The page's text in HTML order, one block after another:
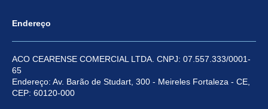
Endereço
ACO CEARENSE COMERCIAL LTDA. CNPJ: 07.557.333/0001-
65
Endereço: Av. Barão de Studart, 300 - Meireles Fortaleza - CE,
CEP: 60120-000